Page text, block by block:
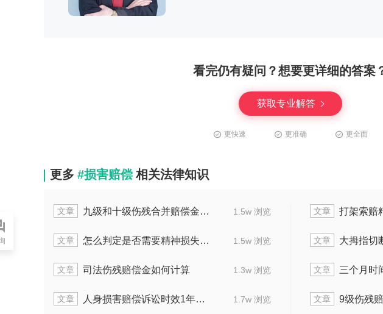
看完仍有疑问？想要更详细的答案
获取专业解答
更快速 更准确 更全面
更多 #损害赔偿 相关法律知识
1.5w 浏览
被人故意推倒骨折了对方不承认怎么办
1.8w 浏览
被打了精神损失费如何计算
1.3w 浏览
一级伤残营养费过多久时间可以拿到
2.0w 浏览
受伤后精神损失费的赔偿标准是什么
文章 九级和十级伤残合并赔偿金额是多少
文章 怎么判定是否需要精神损失费赔偿
文章 司法伤残赔偿金如何计算
文章 人身损害赔偿诉讼时效1年是多长时间